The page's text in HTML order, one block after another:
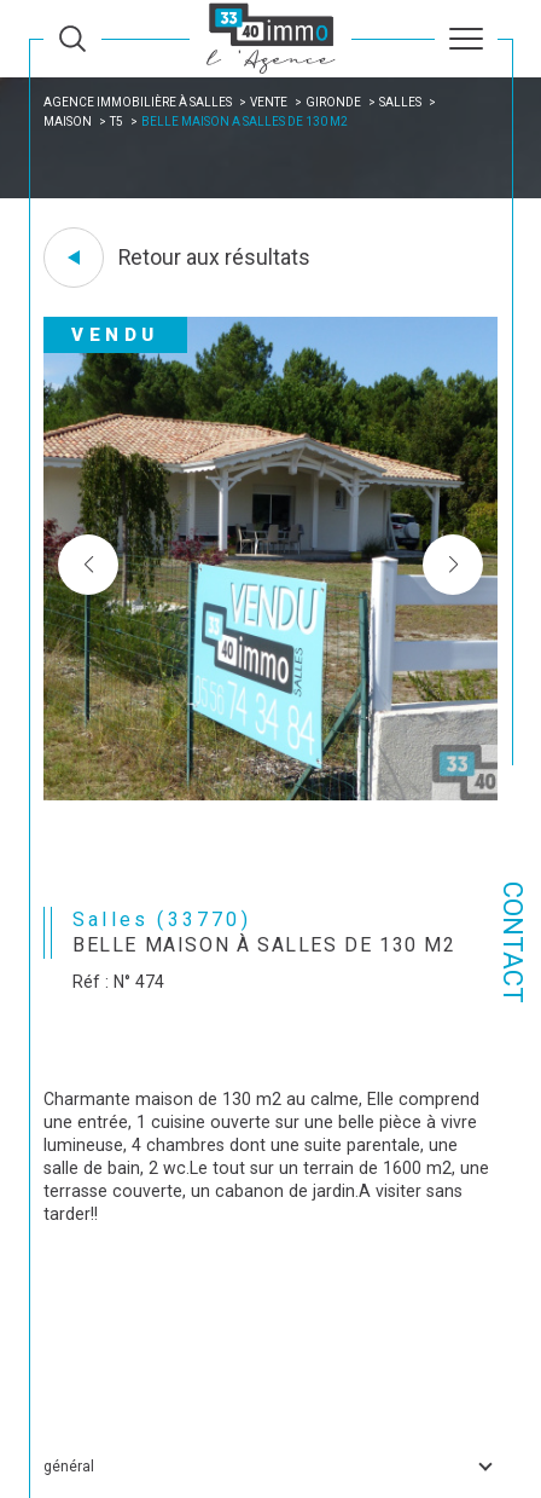
CONTACT
AGENCE IMMOBILIÈRE À SALLES VENTE GIRONDE
SALLES
MAISON
T5 BELLE MAISON A SALLES DE 130 M2
Retour aux résultats
VENDU
Salles (33770)
BELLE MAISON À SALLES DE 130 M2
Réf : N° 474
Charmante maison de 130 m2 au calme, Elle comprend
une entrée, 1 cuisine ouverte sur une belle pièce à vivre
lumineuse, 4 chambres dont une suite parentale, une
salle de bain, 2 wc.Le tout sur un terrain de 1600 m2, une
terrasse couverte, un cabanon de jardin.A visiter sans
tarder!!
général